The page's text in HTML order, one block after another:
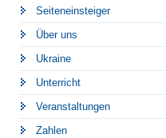
Seiteneinsteiger
Über uns
Ukraine
Unterricht
Veranstaltungen
Zahlen